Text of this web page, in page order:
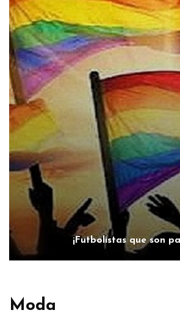
¡Futbolistas que son
Moda